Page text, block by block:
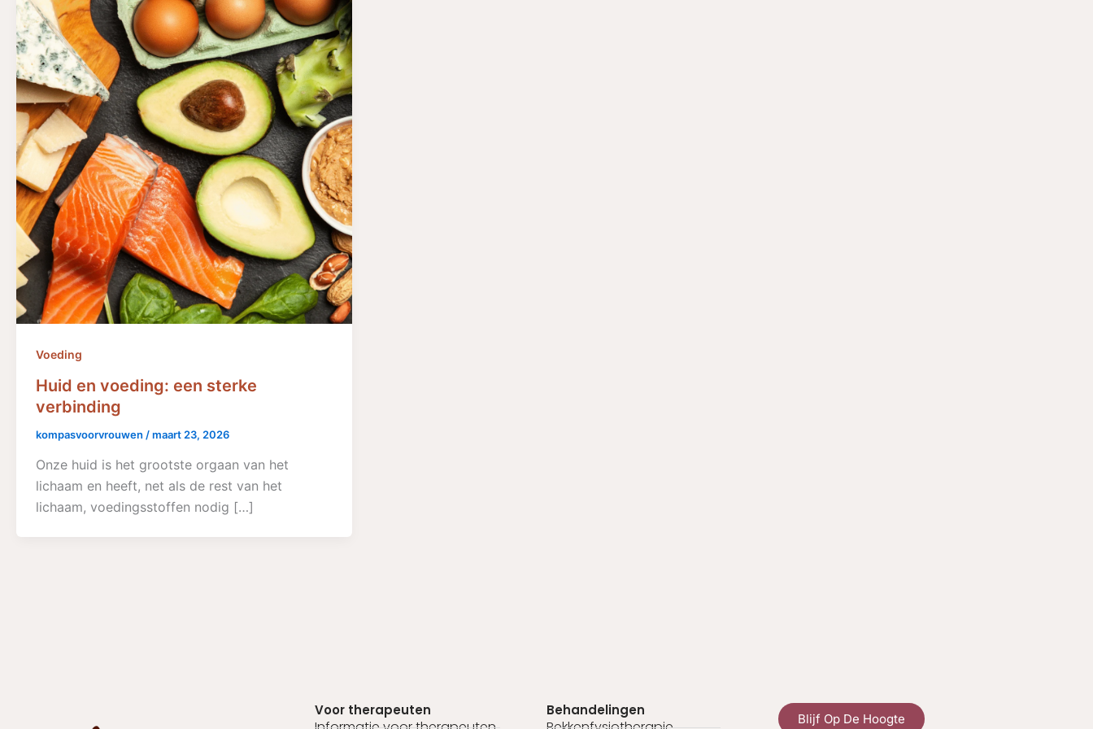
Voeding
Huid en voeding: een sterke
verbinding
kompasvoorvrouwen /maart 23, 2026
Onze huid is het grootste orgaan van het
lichaam en heeft, net als de rest van het
lichaam, voedingsstoffen nodig […]
Voor therapeuten Behandelingen
Blijf Op De Hoogte